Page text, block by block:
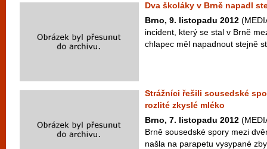
Dva školáky v Brně napadl
Brno, 9. listopadu 2012
incident, který se stal v Brně
chlapec měl napadnout stejně
Strážníci řešili sousedské
rozlité zkyslé mléko
Brno, 7. listopadu 2012
Brně sousedské spory mezi
našla na parapetu vysypané